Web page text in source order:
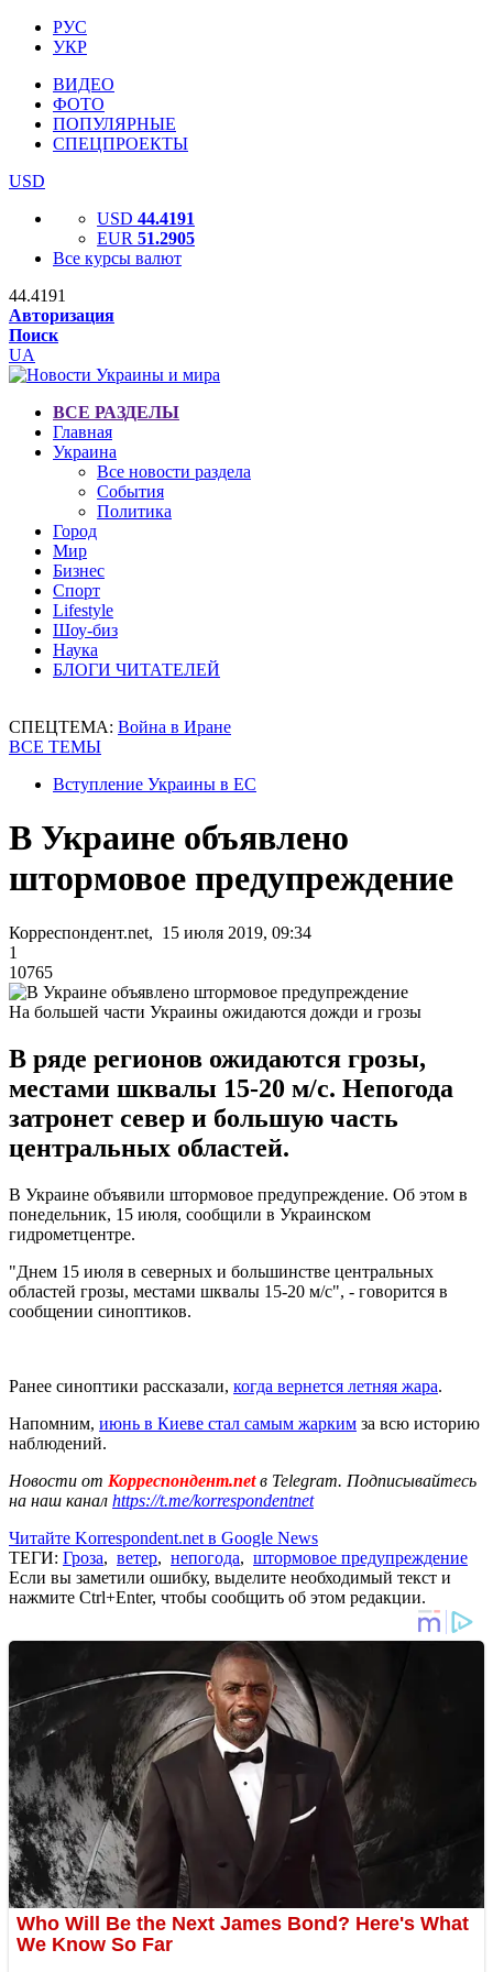
РУС
УКР
ВИДЕО
ФОТО
ПОПУЛЯРНЫЕ
СПЕЦПРОЕКТЫ
USD
USD 44.4191
EUR 51.2905
Все курсы валют
44.4191
Авторизация
Поиск
UA
ВСЕ РАЗДЕЛЫ
Главная
Украина
Все новости раздела
События
Политика
Город
Мир
Бизнес
Спорт
Lifestyle
Шоу-биз
Наука
БЛОГИ ЧИТАТЕЛЕЙ
СПЕЦТЕМА: Война в Иране
ВСЕ ТЕМЫ
Вступление Украины в ЕС
В Украине объявлено
штормовое предупреждение
Корреспондент.net, 15 июля 2019, 09:34
1
10765
На большей части Украины ожидаются дожди и грозы
В ряде регионов ожидаются грозы,
местами шквалы 15-20 м/с. Непогода
затронет север и большую часть
центральных областей.
В Украине объявили штормовое предупреждение. Об этом в
понедельник, 15 июля, сообщили в Украинском
гидрометцентре.
"Днем 15 июля в северных и большинстве центральных
областей грозы, местами шквалы 15-20 м/с", - говорится в
сообщении синоптиков.
Ранее синоптики рассказали, когда вернется летняя жара.
Напомним, июнь в Киеве стал самым жарким за всю историю
наблюдений.
Новости от Корреспондент.netв Telegram. Подписывайтесь
на наш канал https://t.me/korrespondentnet
Читайте Korrespondent.net в Google News
ТЕГИ: Гроза, ветер, непогода, штормовое предупреждение
Если вы заметили ошибку, выделите необходимый текст и
нажмите Ctrl+Enter, чтобы сообщить об этом редакции.